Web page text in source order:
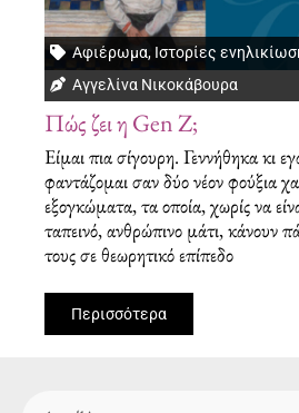
Αφιέρωμα, Ιστορίες
Αγγελίνα Νικοκάβουρα
Πώς ζει η Gen Z;
Είμαι πια σίγουρη. Γεννήθηκα κι
φαντάζομαι σαν δύο νέον φούξια
εξογκώματα, τα οποία, χωρίς να
ταπεινό, ανθρώπινο μάτι, κάνουν
τους σε θεωρητικό επίπεδο
Περισσότερα
Search